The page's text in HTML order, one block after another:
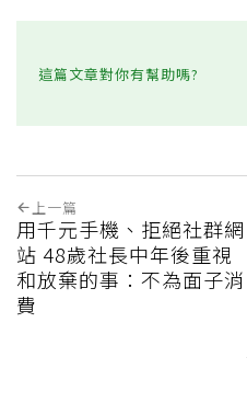
這篇文章對你有幫助嗎?
上一篇
用千元手機、拒絕社群網
站 48歲社長中年後重視
和放棄的事：不為面子消
費